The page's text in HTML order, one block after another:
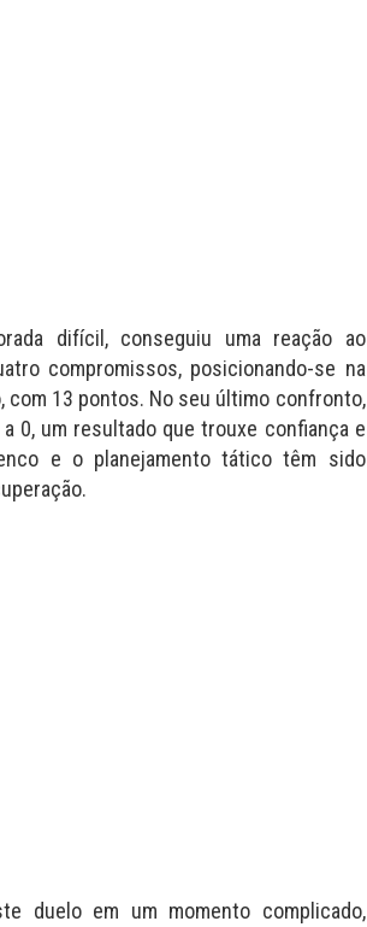
difícil, conseguiu uma reação ao
compromissos, posicionando-se na
com 13 pontos. No seu último confronto,
0, um resultado que trouxe confiança e
e o planejamento tático têm sido
duelo em um momento complicado,